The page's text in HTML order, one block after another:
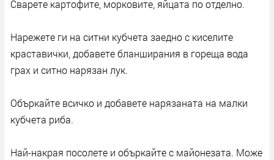
Сварете картофите, морковите, яйцата по отделно.
Нарежете ги на ситни кубчета заедно с киселите
краставички, добавете бланширания в гореща вода
грах и ситно нарязан лук.
Объркайте всичко и добавете нарязаната на малки
кубчета риба.
Най-накрая посолете и объркайте с майонезата. Може